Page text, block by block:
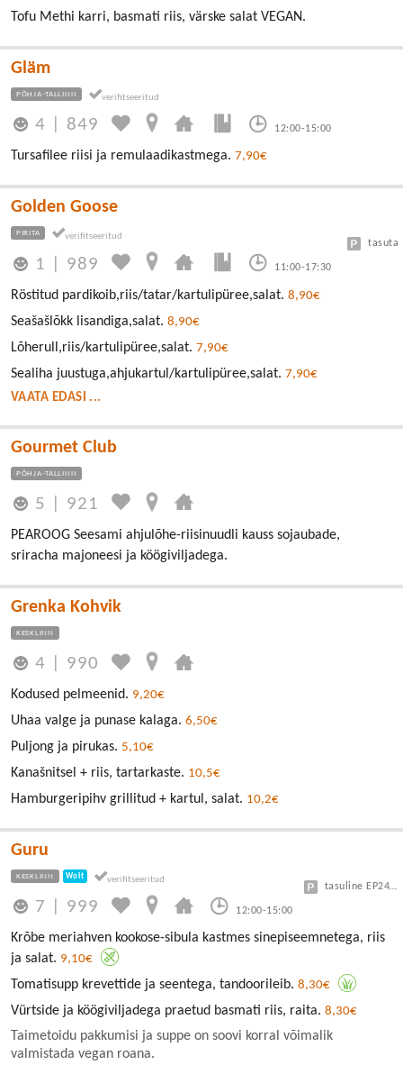
Tofu Methi karri, basmati riis, värske salat VEGAN.
Gläm
PÕHJA-TALLINN
4 849 12:00-15:00
Tursafilee riisi ja remulaadikastmega. 7,90€
Golden Goose
PIRITA
1 989 11:00-17:30
tasuta
Röstitud pardikoib,riis/tatar/kartulipüree,salat. 8,90€
Seašašlõkk lisandiga,salat. 8,90€
Lõherull,riis/kartulipüree,salat. 7,90€
Sealiha juustuga,ahjukartul/kartulipüree,salat. 7,90€
VAATA EDASI ...
Gourmet Club
PÕHJA-TALLINN
5 921
PEAROOG Seesami ahjulõhe-riisinuudli kauss sojaubade,
sriracha majoneesi ja köögiviljadega.
Grenka Kohvik
KESKLINN
4 990
Kodused pelmeenid. 9,20€
Uhaa valge ja punase kalaga. 6,50€
Puljong ja pirukas. 5,10€
Kanašnitsel + riis, tartarkaste. 10,5€
Hamburgeripihv grillitud + kartul, salat. 10,2€
Guru
KESKLINN Wolt
7 999 12:00-15:00
tasuline EP24 või Vanalinn
Krõbe meriahven kookose-sibula kastmes sinepiseemnetega, riis
ja salat. 9,10€
Tomatisupp krevettide ja seentega, tandoorileib. 8,30€
Vürtside ja köögiviljadega praetud basmati riis, raita. 8,30€
Taimetoidu pakkumisi ja suppe on soovi korral võimalik
valmistada vegan roana.